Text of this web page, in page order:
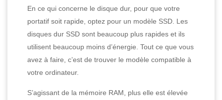
En ce qui concerne le disque dur, pour que votre
portatif soit rapide, optez pour un modèle SSD. Les
disques dur SSD sont beaucoup plus rapides et ils
utilisent beaucoup moins d’énergie. Tout ce que vous
avez à faire, c’est de trouver le modèle compatible à
votre ordinateur.
S’agissant de la mémoire RAM, plus elle est élevée